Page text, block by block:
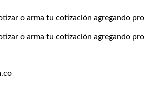
o arma tu cotización agregando
o arma tu cotización agregando